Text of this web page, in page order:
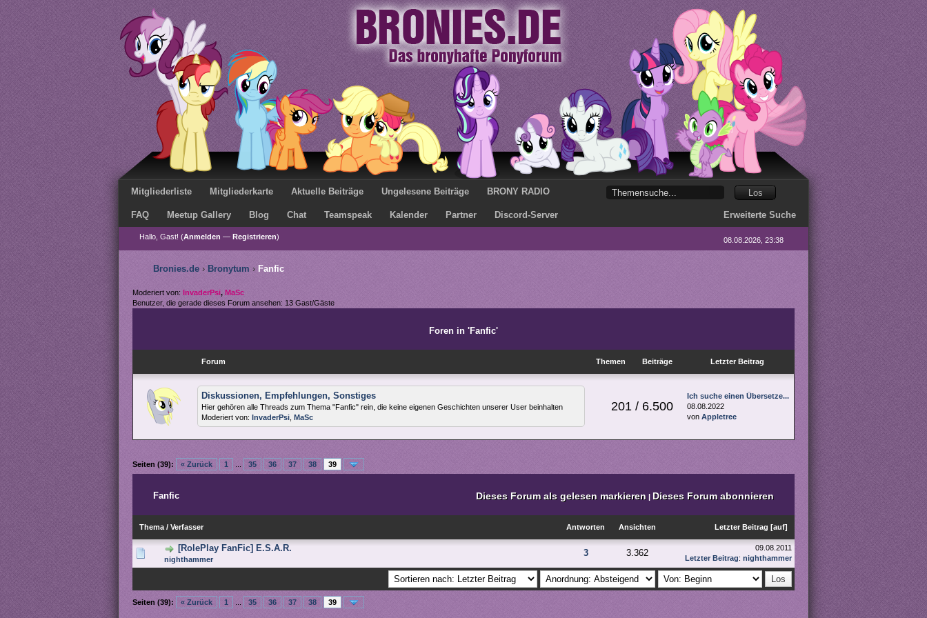
Mitgliederliste Mitgliederkarte Aktuelle Beiträge Ungelesene Beiträge BRONY RADIO
FAQ Meetup Gallery Blog Chat Teamspeak Kalender Partner Discord-Server Erweiterte Suche
Hallo, Gast! (Anmelden — Registrieren) 08.08.2026, 23:38
Bronies.de › Bronytum › Fanfic
Moderiert von: InvaderPsi, MaSc
Benutzer, die gerade dieses Forum ansehen: 13 Gast/Gäste
Foren in 'Fanfic'
Forum Themen Beiträge Letzter Beitrag
Diskussionen, Empfehlungen, Sonstiges
Hier gehören alle Threads zum Thema "Fanfic" rein, die keine eigenen Geschichten unserer User beinhalten
Moderiert von: InvaderPsi MaSc
201 / 6.500
Ich suche einen Übersetze...
08.08.2022
von Appletree
Seiten (39): « Zurück 1 35 36 37 38 39
Dieses Forum als gelesen markieren | Dieses Forum abonnieren
Fanfic
Thema / Verfasser Antworten Ansichten Letzter Beitrag [auf]
[RolePlay FanFic] E.S.A.R.
nighthammer
3 3.362
09.08.2011
Letzter Beitrag: nighthammer
Seiten (39): « Zurück 1 35 36 37 38 39